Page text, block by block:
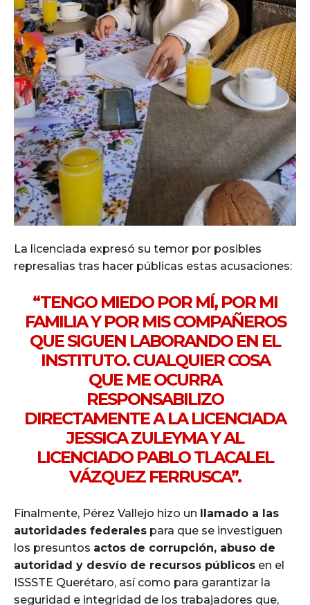
La licenciada expresó su temor por posibles
represalias tras hacer públicas estas acusaciones:
“TENGO MIEDO POR MÍ, POR MI
FAMILIA Y POR MIS COMPAÑEROS
QUE SIGUEN LABORANDO EN EL
INSTITUTO. CUALQUIER COSA
QUE ME OCURRA
RESPONSABILIZO
DIRECTAMENTE A LA LICENCIADA
JESSICA ZULEYMA Y AL
LICENCIADO PABLO TLACALEL
VÁZQUEZ FERRUSCA”.
Finalmente, Pérez Vallejo hizo un
llamado a las
autoridades federales para que se investiguen
los presuntos actos de corrupción, abuso de
autoridad y desvío de recursos públicos en el
ISSSTE Querétaro, así como para garantizar la
seguridad e integridad de los trabajadores que,